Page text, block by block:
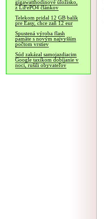
gigawatthodinové úložisko,
z LiFePO4 článkov
Telekom pridal 12 GB balík
pre Easy, chce zaň 12 eur
Spustená výroba flash
pamäte s novým najvyšším
počtom vrstiev
Súd zakázal samojazdiacim
Google taxíkom dobíjanie v
noci, rušili obyvateľov